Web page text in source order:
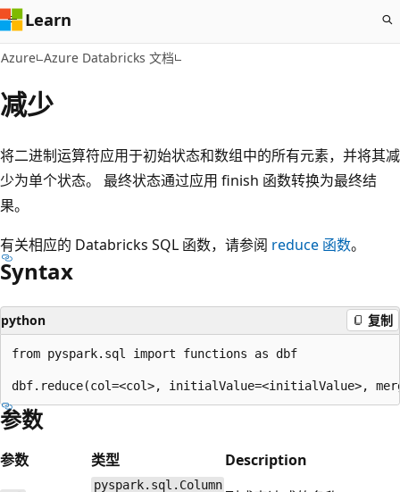
Learn
Azure Azure Databricks 文档
减少
将二进制运算符应用于初始状态和数组中的所有元素，并将其减
少为单个状态。 最终状态通过应用 finish 函数转换为最终结
果。
有关相应的 Databricks SQL 函数，请参阅 reduce 函数。
Syntax
python 复制
from pyspark.sql import functions as dbf
参数
参数 类型 Description
pyspark.sql.Column